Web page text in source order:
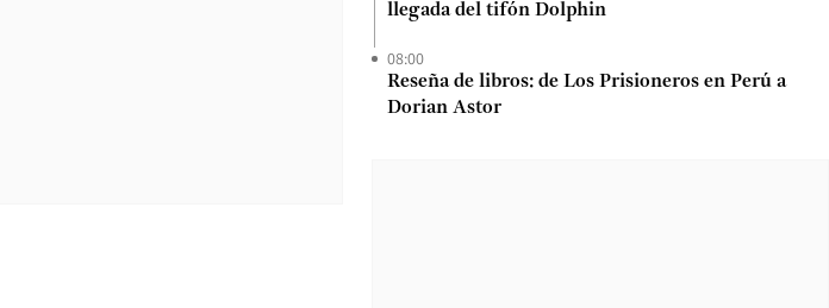
llegada del tifón Dolphin
08:00
Reseña de libros: de Los Prisioneros en Perú a
Dorian Astor